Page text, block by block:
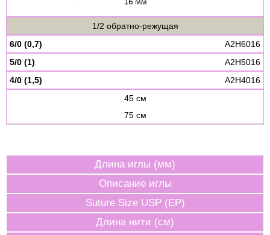
1/2 обратно-режущая
6/0 (0,7)
A2H6016
5/0 (1)
A2H5016
4/0 (1,5)
A2H4016
45 см
75 см
Длина иглы (мм)
Описание иглы
Suture Size USP (EP)
Длина нити (см)